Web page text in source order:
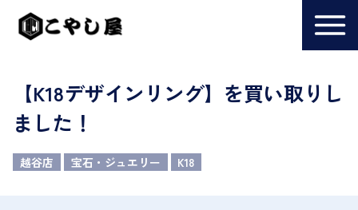
【K18デザインリング】を買い取りし
ました！
越谷店 宝石・ジュエリー K18